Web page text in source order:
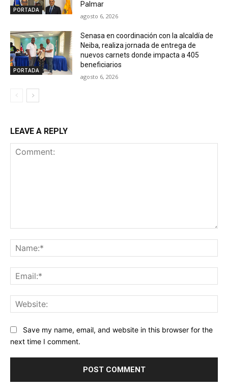
PORTADA
Palmar
agosto 6, 2026
PORTADA
Senasa en coordinación con la alcaldía de
Neiba, realiza jornada de entrega de
nuevos carnets donde impacta a 405
beneficiarios
agosto 6, 2026
LEAVE A REPLY
Save my name, email, and website in this browser for the
next time I comment.